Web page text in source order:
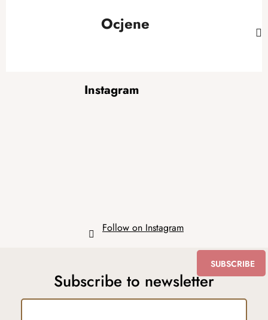
Ocjene
Instagram
Follow on Instagram
Subscribe to newsletter
SUBSCRIBE